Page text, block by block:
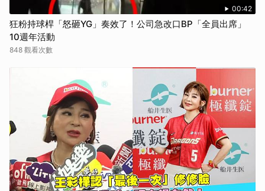
00:42
狂粉持球桿「怒砸YG」奏效了！公司急改口BP「全員出席」
10週年活動
848 觀看次數